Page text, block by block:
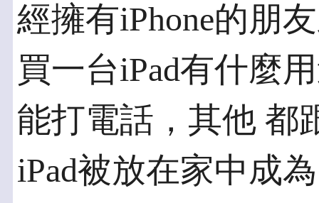
經擁有iPhone的朋
買一台iPad有什麼
能打電話，其他 都
iPad被放在家中成